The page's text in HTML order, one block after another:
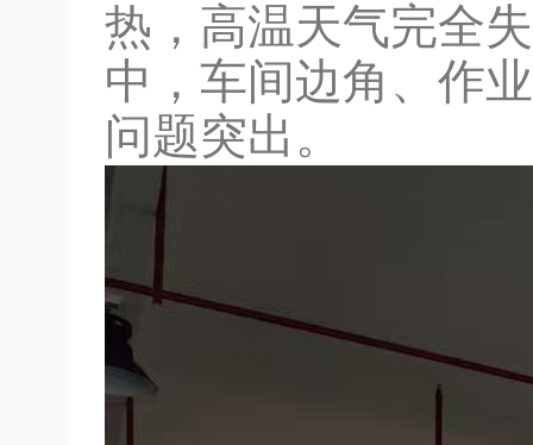
热，高温天气完全
中，车间边角、作
问题突出。